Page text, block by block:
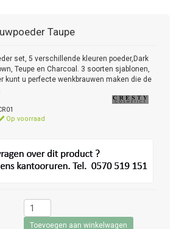
Taupe
set, 5 verschillende kleuren poeder,Dark
Teupe en Charcoal. 3 soorten sjablonen,
kunt u perfecte wenkbrauwen maken die de
Op voorraad
Toevoegen aan winkelwagen